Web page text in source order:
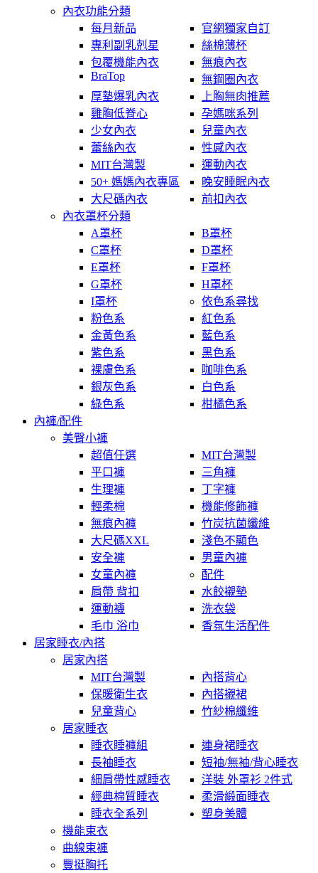
內衣功能分類
每月新品
官網獨家自訂
專利副乳剋星
絲棉薄杯
包覆機能內衣
無痕內衣
BraTop
無鋼圈內衣
厚墊爆乳內衣
上胸無肉推薦
雞胸低脊心
孕媽咪系列
少女內衣
兒童內衣
蕾絲內衣
性感內衣
MIT台灣製
運動內衣
50+ 媽媽內衣專區
晚安睡眠內衣
大尺碼內衣
前扣內衣
內衣罩杯分類
A罩杯
B罩杯
C罩杯
D罩杯
E罩杯
F罩杯
G罩杯
H罩杯
I罩杯
依色系尋找
粉色系
紅色系
金黃色系
藍色系
紫色系
黑色系
裸膚色系
咖啡色系
銀灰色系
白色系
綠色系
柑橘色系
內褲/配件
美臀小褲
超值任選
MIT台灣製
平口褲
三角褲
生理褲
丁字褲
輕柔棉
機能修飾褲
無痕內褲
竹炭抗菌纖維
大尺碼XXL
淺色不顯色
安全褲
男童內褲
女童內褲
配件
肩帶 背扣
水餃襯墊
運動襪
洗衣袋
毛巾 浴巾
香氛生活配件
居家睡衣/內搭
居家內搭
MIT台灣製
內搭背心
保暖衛生衣
內搭襯裙
兒童背心
竹紗棉纖維
居家睡衣
睡衣睡褲組
連身裙睡衣
長袖睡衣
短袖/無袖/背心睡衣
細肩帶性感睡衣
洋裝 外罩衫 2件式
經典棉質睡衣
柔滑緞面睡衣
睡衣全系列
塑身美體
機能束衣
曲線束褲
豐挺胸托